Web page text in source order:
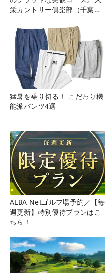
栄カントリー俱楽部（千葉
猛暑を乗り切る！ こだわり機
能派パンツ4選
ALBA Netゴルフ場予約／【毎
週更新】特別優待プランはこ
ちら！